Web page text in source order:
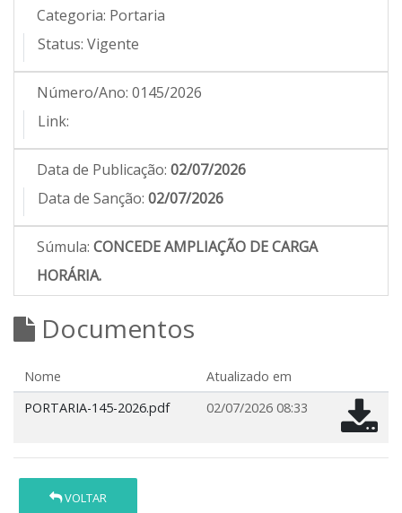
Categoria: Portaria
Status: Vigente
Número/Ano: 0145/2026
Link:
Data de Publicação: 02/07/2026
Data de Sanção: 02/07/2026
Súmula: CONCEDE AMPLIAÇÃO DE CARGA
HORÁRIA.
Documentos
Nome
Atualizado em
PORTARIA-145-2026.pdf
02/07/2026 08:33
VOLTAR